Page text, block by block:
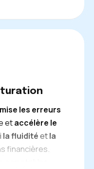
les erreurs
etaccélère le
la fluiditéetla
financières.